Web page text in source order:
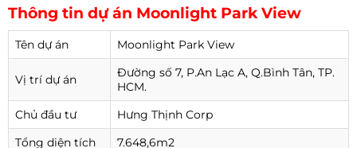
Thông tin dự án Moonlight Park View
Tên dự án Moonlight Park View
Vị trí dự án
Đường số 7, P.An Lạc A, Q.Bình Tân, TP.
HCM.
Chủ đầu tư
Hưng Thịnh Corp
Tổng diện tích
7.648,6m2